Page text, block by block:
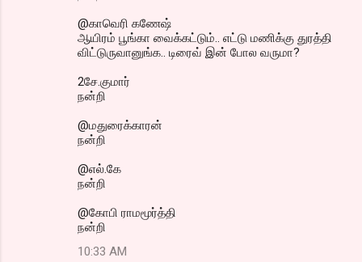
@காவெரி கணேஷ்
ஆயிரம் பூங்கா வைக்கட்டும்.. எட்டு மணிக்கு துரத்தி
விட்டுருவானுங்க.. டிரைவ் இன் போல வருமா?
2சே.குமார்
நன்றி
@மதுரைக்காரன்
நன்றி
@எல்.கே
நன்றி
@கோபி ராமமூர்த்தி
நன்றி
10:33 AM